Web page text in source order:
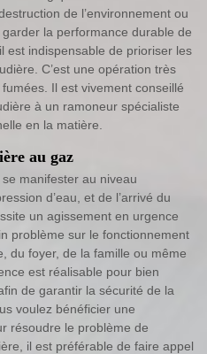
de l’environnement ou
la performance durable de
est indispensable de prioriser les
C’est une opération très
Il est vivement conseillé
à un ramoneur spécialiste
en la matière.
au gaz
manifester au niveau
d’eau, et de l’arrivé du
un agissement en urgence
problème sur le fonctionnement
du foyer, de la famille ou même
est réalisable pour bien
de garantir la sécurité de la
voulez bénéficier une
résoudre le problème de
il est préférable de faire appel